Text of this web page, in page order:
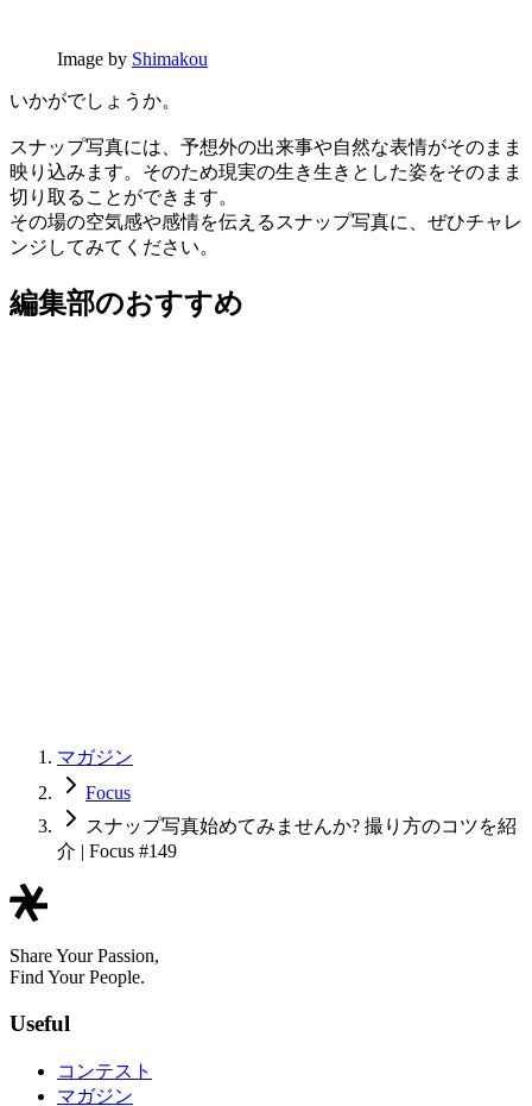
Image by Shimakou
いかがでしょうか。
スナップ写真には、予想外の出来事や自然な表情がそのまま
映り込みます。そのため現実の生き生きとした姿をそのまま
切り取ることができます。
その場の空気感や感情を伝えるスナップ写真に、ぜひチャレ
ンジしてみてください。
編集部のおすすめ
マガジン
Focus
スナップ写真始めてみませんか? 撮り方のコツを紹
介 | Focus #149
Share Your Passion,
Find Your People.
Useful
コンテスト
マガジン